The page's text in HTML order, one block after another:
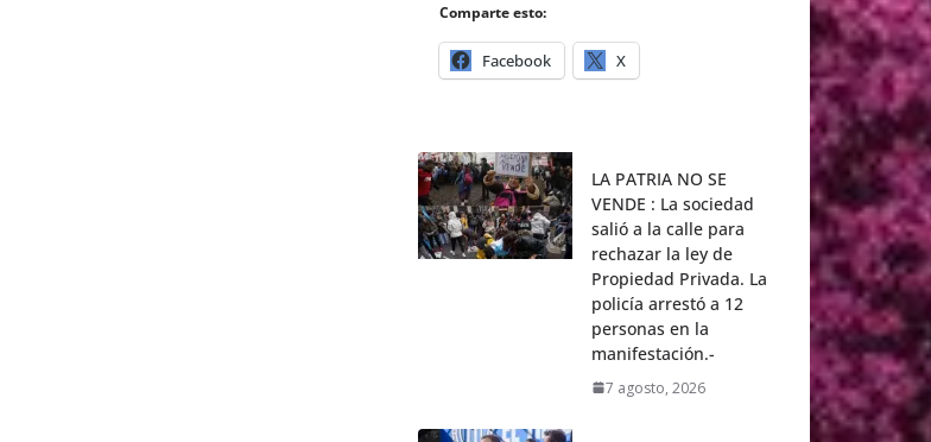
Comparte esto:
Facebook X
LA PATRIA NO SE
VENDE : La sociedad
salió a la calle para
rechazar la ley de
Propiedad Privada. La
policía arrestó a 12
personas en la
manifestación.-
7 agosto, 2026